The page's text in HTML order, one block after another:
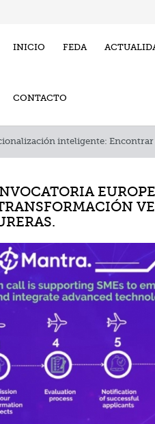
INICIO FEDA
CONTACTO
inteligente: